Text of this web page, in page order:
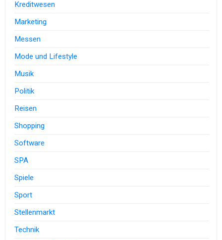
Kreditwesen
Marketing
Messen
Mode und Lifestyle
Musik
Politik
Reisen
Shopping
Software
SPA
Spiele
Sport
Stellenmarkt
Technik